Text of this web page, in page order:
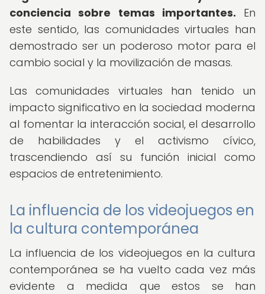
conciencia sobre temas importantes. En
este sentido, las comunidades virtuales han
demostrado ser un poderoso motor para el
cambio social y la movilización de masas.
Las comunidades virtuales han tenido un
impacto significativo en la sociedad moderna
al fomentar la interacción social, el desarrollo
de habilidades y el activismo cívico,
trascendiendo así su función inicial como
espacios de entretenimiento.
La influencia de los videojuegos en
la cultura contemporánea
La influencia de los videojuegos en la cultura
contemporánea se ha vuelto cada vez más
evidente a medida que estos se han